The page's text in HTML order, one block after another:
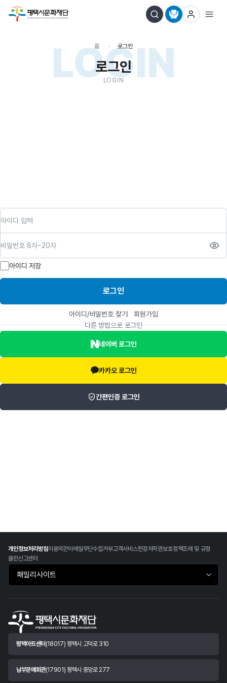
LOGIN
홈 로그인
로그인
LOGIN
아이디 저장
로그인
아이디/비밀번호 찾기
회원가입
다른 방법으로 로그인
네이버 로그인
카카오 로그인
간편인증 로그인
개인정보처리방침이용약관이메일무단수집거부고객서비스헌장저작권보호정책조례 및 규정
클린신고센터
패밀리사이트 바로가기
평택아트센터 (18017) 평택시 고덕로 310
남부문예회관(17901) 평택시 중앙로 277